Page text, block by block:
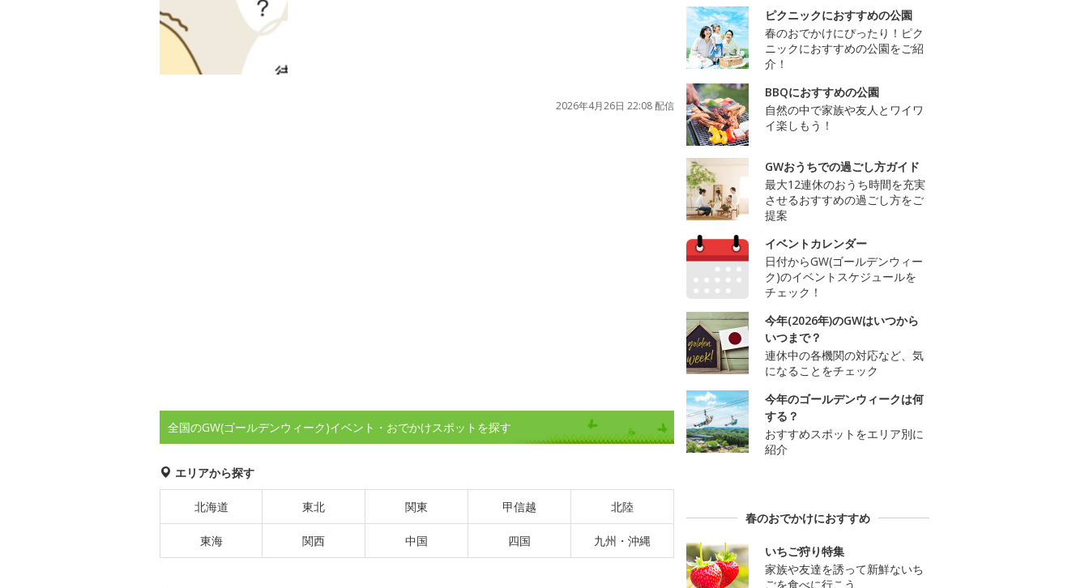
2026年4月26日 22:08 配信
全国のGW(ゴールデンウィーク)イベント・おでかけスポットを探す
エリアから探す
北海道 東北 関東 甲信越 北陸
東海 関西 中国 四国 九州・沖縄
ピクニックにおすすめの公園
春のおでかけにぴったり！ピク
ニックにおすすめの公園をご紹
介！
BBQにおすすめの公園
自然の中で家族や友人とワイワ
イ楽しもう！
GWおうちでの過ごし方ガイド
最大12連休のおうち時間を充実
させるおすすめの過ごし方をご
提案
イベントカレンダー
日付からGW(ゴールデンウィー
ク)のイベントスケジュールを
チェック！
今年(2026年)のGWはいつから
いつまで？
連休中の各機関の対応など、気
になることをチェック
今年のゴールデンウィークは何
する？
おすすめスポットをエリア別に
紹介
春のおでかけにおすすめ
いちご狩り特集
家族や友達を誘って新鮮ないち
ごを食べに行こう